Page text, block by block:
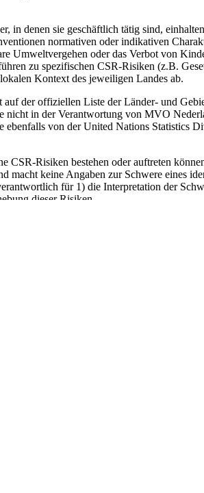
in denen sie geschäftlich tätig sind,
normativen oder indikativen
Umweltvergehen oder das Verbot von
zu spezifischen CSR-Risiken (z.B.
Kontext des jeweiligen Landes ab.
auf der offiziellen Liste der Länder- und
nicht in der Verantwortung von MVO
ebenfalls von der United Nations Statistics
Risiken bestehen oder auftreten
keine Angaben zur Schwere eines
für 1) die Interpretation der
dieser Risiken.